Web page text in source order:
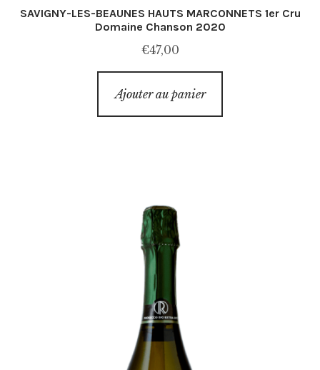
SAVIGNY-LES-BEAUNES HAUTS MARCONNETS 1er Cru
Domaine Chanson 2020
€47,00
Ajouter au panier